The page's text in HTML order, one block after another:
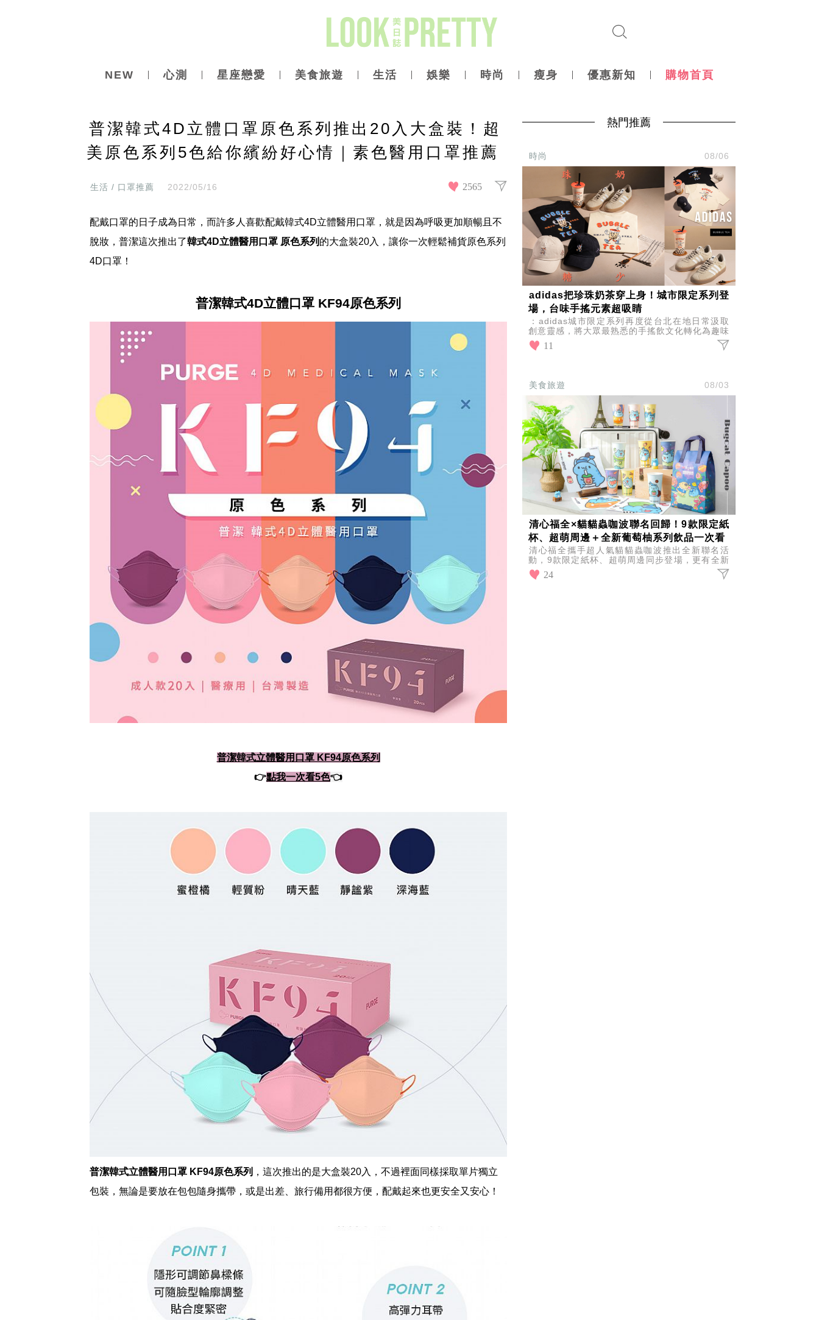
NEW 心測 星座戀愛 美食旅遊 生活 娛樂 時尚 瘦身 優惠新知 購物首頁
普潔韓式4D立體口罩原色系列推出20入大盒裝！超
美原色系列5色給你繽紛好心情｜素色醫用口罩推薦
生活 / 口罩推薦 2022/05/16 2565
配戴口罩的日子成為日常，而許多人喜歡配戴韓式4D立體醫用口罩，就是因為呼吸更加順暢且不
脫妝，普潔這次推出了韓式4D立體醫用口罩 原色系列 的大盒裝20入，讓你一次輕鬆補貨原色系列
4D口罩！
普潔韓式4D立體口罩 KF94原色系列
普潔韓式立體醫用口罩 KF94原色系列
👉點我一次看5色👈
普潔韓式立體醫用口罩 KF94原色系列 ，這次推出的是大盒裝20入，不過裡面同樣採取單片獨立
包裝，無論是要放在包包隨身攜帶，或是出差、旅行備用都很方便，配戴起來也更安全又安心！
熱門推薦
時尚 08/06
adidas把珍珠奶茶穿上身！城市限定系列登
場，台味手搖元素超吸睛
：adidas城市限定系列再度從台北在地日常汲取
創意靈感，將大眾最熟悉的手搖飲文化轉化為趣味
設計，推出涵蓋鞋款、短袖上衣與帽款的珍珠奶茶
主題系列。
11
美食旅遊 08/03
清心福全×貓貓蟲咖波聯名回歸！9款限定紙
杯、超萌周邊＋全新葡萄柚系列飲品一次看
清心福全攜手超人氣貓貓蟲咖波推出全新聯名活
動，9款限定紙杯、超萌周邊同步登場，更有全新
葡萄柚系列飲品上市，收藏、打卡、消暑一次滿
足。
24